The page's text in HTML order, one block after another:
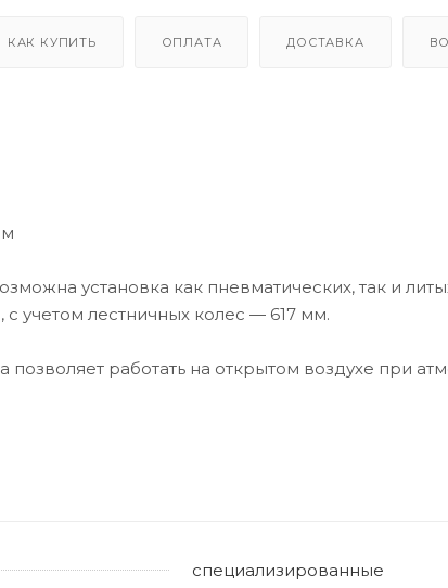
КАК КУПИТЬ ОПЛАТА ДОСТАВКА
установка как пневматических, так и
учетом лестничных колес — 617 мм.
работать на открытом воздухе при
специализированные